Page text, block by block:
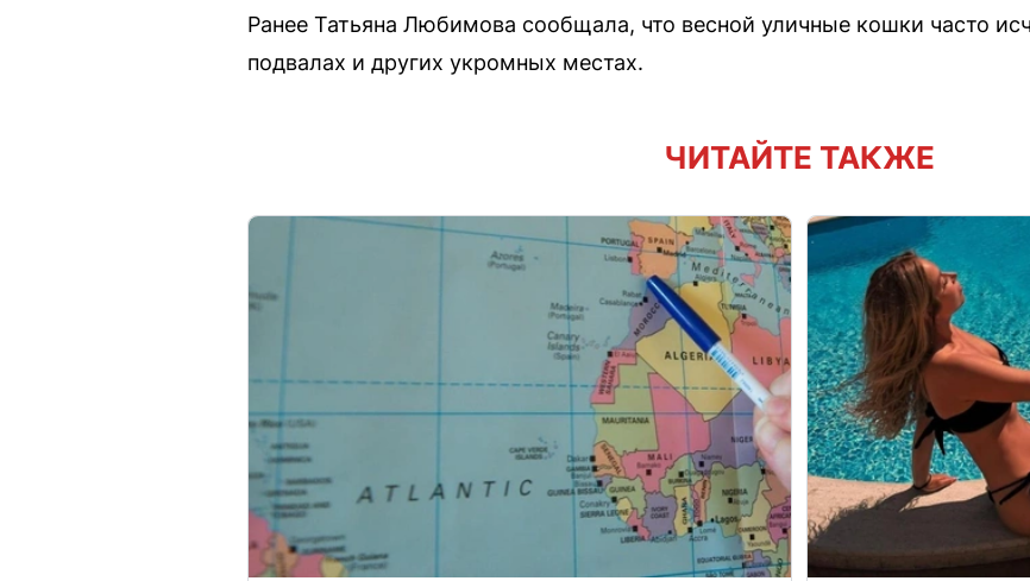
Ранее Татьяна Любимова сообщала, что весной уличные кошки часто
подвалах и других укромных местах.
ЧИТАЙТЕ ТАКЖЕ